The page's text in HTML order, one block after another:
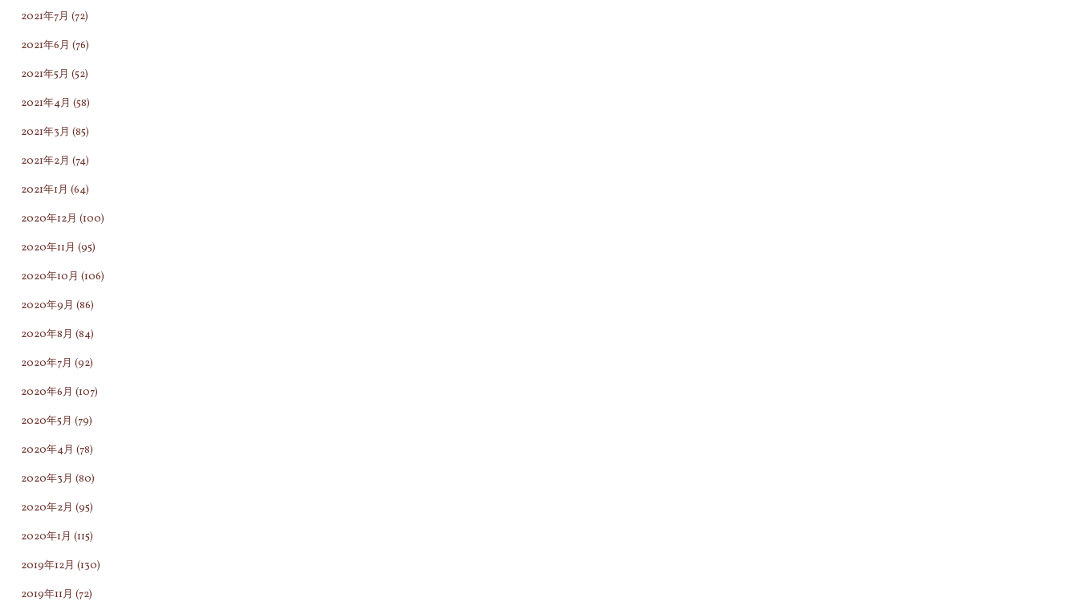
2021年7月 (72)
2021年6月 (76)
2021年5月 (52)
2021年4月 (58)
2021年3月 (85)
2021年2月 (74)
2021年1月 (64)
2020年12月 (100)
2020年11月 (95)
2020年10月 (106)
2020年9月 (86)
2020年8月 (84)
2020年7月 (92)
2020年6月 (107)
2020年5月 (79)
2020年4月 (78)
2020年3月 (80)
2020年2月 (95)
2020年1月 (115)
2019年12月 (130)
2019年11月 (72)